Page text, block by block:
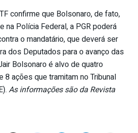
confirme que Bolsonaro, de fato,
na Polícia Federal, a PGR poderá
o mandatário, que deverá ser
dos Deputados para o avanço das
Bolsonaro é alvo de quatro
8 ações que tramitam no Tribunal
As informações são da Revista